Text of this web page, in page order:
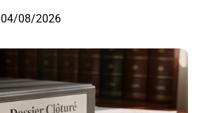
04/08/2026